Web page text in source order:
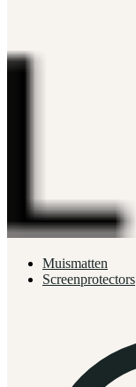
Muismatten
Screenprotectors